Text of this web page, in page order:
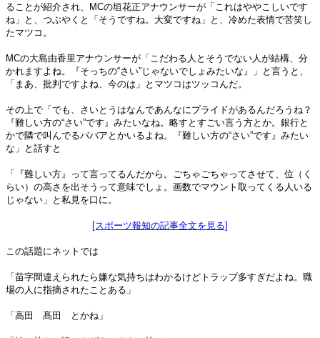
ることが紹介され、MCの垣花正アナウンサーが「これはややこしいです
ね」と、つぶやくと「そうですね。大変ですね」と、冷めた表情で苦笑し
たマツコ。
MCの大島由香里アナウンサーが「こだわる人とそうでない人が結構、分
かれますよね。『そっちの“さい”じゃないでしょみたいな』」と言うと、
「まあ、批判ですよね、今のは」とマツコはツッコんだ。
その上で「でも、さいとうはなんであんなにプライドがあるんだろうね？
『難しい方の“さい”です』みたいなね。略すとすごい言う方とか。銀行と
かで隣で叫んでるババアとかいるよね。『難しい方の“さい”です』みたい
な」と話すと
「『難しい方』って言ってるんだから。ごちゃごちゃってさせて、位（く
らい）の高さを出そうって意味でしょ。画数でマウント取ってくる人いる
じゃない」と私見を口に。
[スポーツ報知の記事全文を見る]
この話題にネットでは
「苗字間違えられたら嫌な気持ちはわかるけどトラップ多すぎだよね。職
場の人に指摘されたことある」
「高田 髙田 とかね」